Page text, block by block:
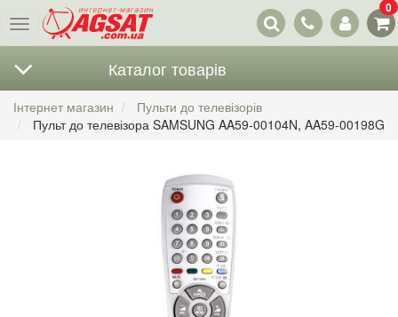
Меню
Наші
контакти
0
Каталог товарів
Інтернет магазин
Пульти до телевізорів
Пульт до телевізора SAMSUNG AA59-00104N, AA59-00198G